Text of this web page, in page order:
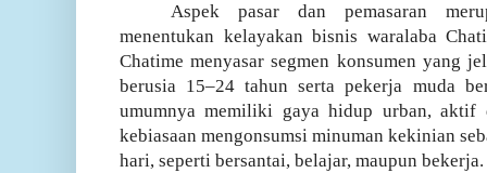
Aspek pasar dan pemasaran
menentukan kelayakan bisnis waralaba
Chatime menyasar segmen konsumen yang
berusia 15–24 tahun serta pekerja muda
umumnya memiliki gaya hidup urban,
kebiasaan mengonsumsi minuman kekinian
hari, seperti bersantai, belajar, maupun bekerja.